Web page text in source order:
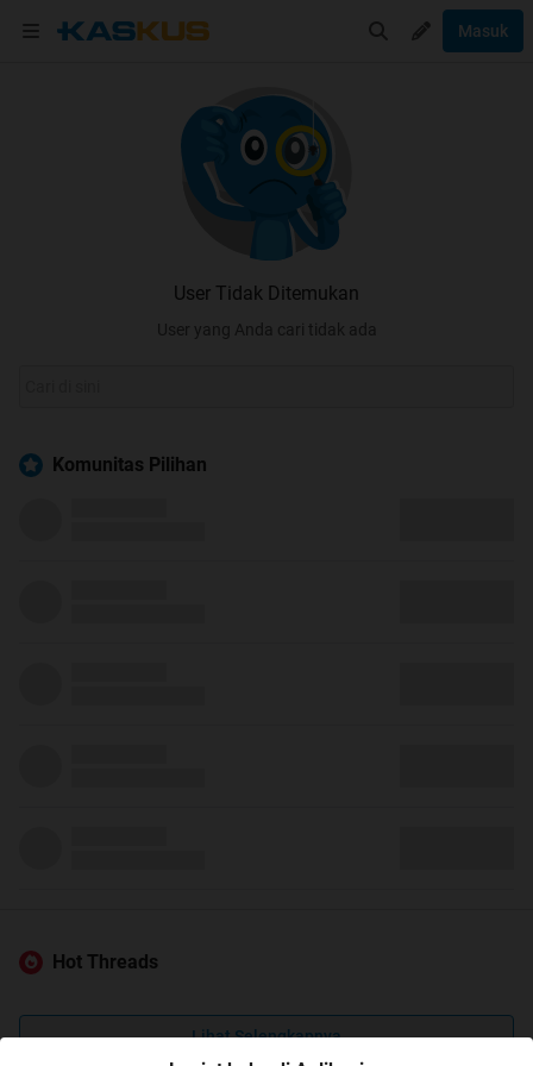
Masuk
User Tidak Ditemukan
User yang Anda cari tidak ada
Komunitas Pilihan
Hot Threads
Lihat Selengkapnya